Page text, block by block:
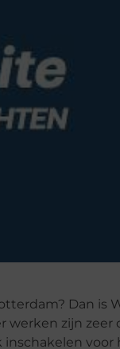
Dan is
werken zijn
voor